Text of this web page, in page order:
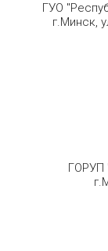
ГУО
г.Минск,
ГОРУП